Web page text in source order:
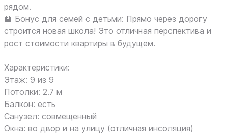
рядом.
🏫 Бонус для семей с детьми: Прямо через дорогу
строится новая школа! Это отличная перспектива и
рост стоимости квартиры в будущем.
Характеристики:
Этаж: 9 из 9
Потолки: 2.7 м
Балкон: есть
Санузел: совмещенный
Окна: во двор и на улицу (отличная инсоляция)